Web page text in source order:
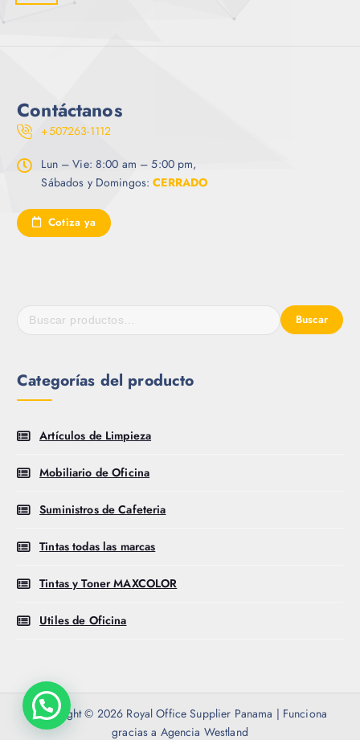
Contáctanos
+507263-1112
Lun – Vie: 8:00 am – 5:00 pm,
Sábados y Domingos:CERRADO
Cotiza ya
Buscar
Categorías del producto
Artículos de Limpieza
Mobiliario de Oficina
Suministros de Cafeteria
Tintas todas las marcas
Tintas y Toner MAXCOLOR
Utiles de Oficina
Copyright © 2026 Royal Office Supplier Panama | Funciona
gracias a Agencia Westland